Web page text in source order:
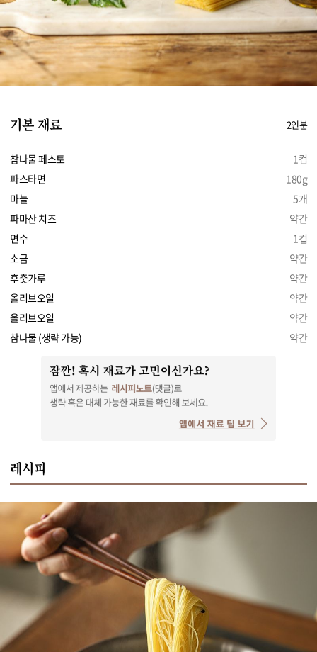
기본 재료 2인분
참나물 페스토
1컵
파스타면
180g
마늘
5개
파마산 치즈
약간
면수
1컵
소금
약간
후춧가루
약간
올리브오일
약간
올리브오일
약간
참나물 (생략 가능)
약간
레시피